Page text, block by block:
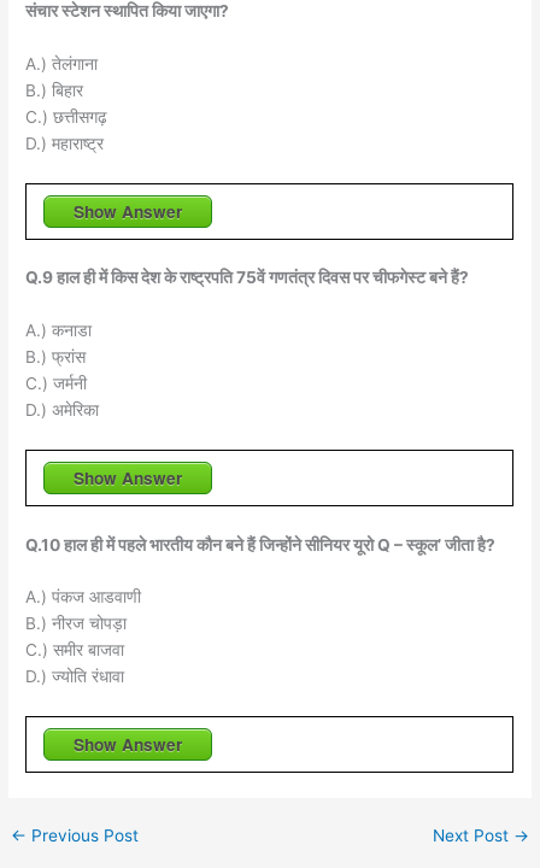
संचार स्टेशन स्थापित किया जाएगा?
A.) तेलंगाना
B.) बिहार
C.) छत्तीसगढ़
D.) महाराष्ट्र
Show Answer
Q.9 हाल ही में किस देश के राष्ट्रपति 75वें गणतंत्र दिवस पर चीफगेस्ट बने हैं?
A.) कनाडा
B.) फ्रांस
C.) जर्मनी
D.) अमेरिका
Show Answer
Q.10 हाल ही में पहले भारतीय कौन बने हैं जिन्होंने सीनियर यूरो Q – स्कूल’ जीता है?
A.) पंकज आडवाणी
B.) नीरज चोपड़ा
C.) समीर बाजवा
D.) ज्योति रंधावा
Show Answer
← Previous Post Next Post →